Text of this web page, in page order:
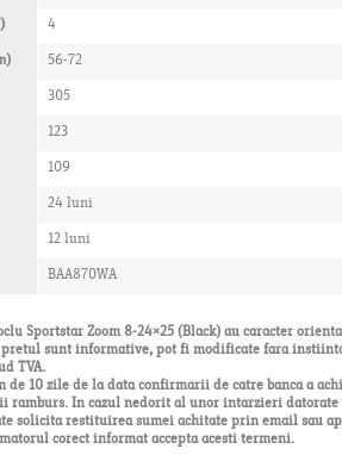
4
56-72
305
123
109
24 luni
12 luni
BAA870WA
Sportstar Zoom 8-24×25 (Black) au caracter
sunt informative, pot fi modificate fara
TVA.
10 zile de la data confirmarii de catre banca a
ramburs. In cazul nedorit al unor intarzieri
solicita restituirea sumei achitate prin email sau
corect informat accepta acesti termeni.